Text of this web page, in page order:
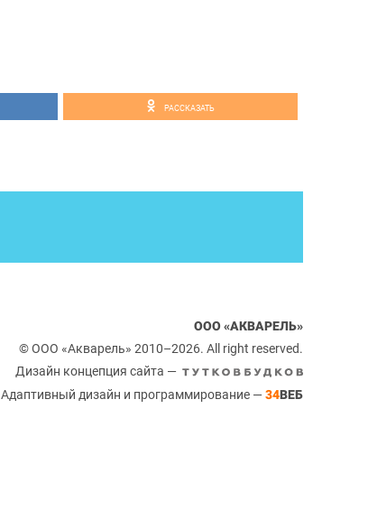
РАССКАЗАТЬ
ООО «АКВАРЕЛЬ»
© ООО «Акварель» 2010–2026. All right reserved.
Дизайн концепция сайта —
Адаптивный дизайн и программирование — 34ВЕБ